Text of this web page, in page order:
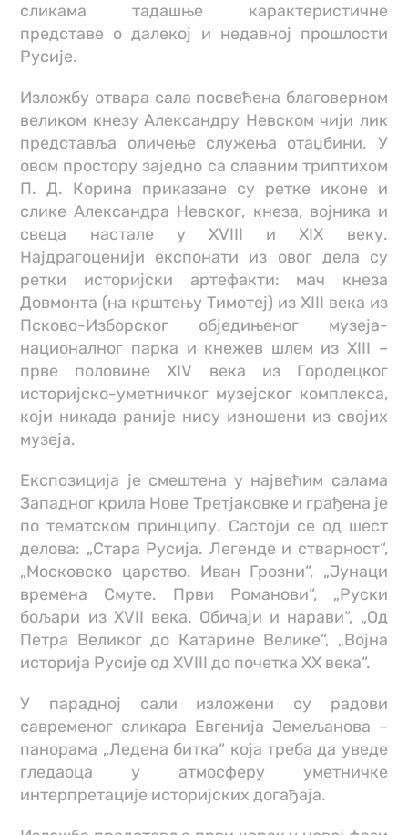
сликама тадашње карактеристичне
представе о далекој и недавној прошлости
Русије.
Изложбу отвара сала посвећена благоверном
великом кнезу Александру Невском чији лик
представља оличење служења отаџбини. У
овом простору заједно са славним триптихом
П. Д. Корина приказане су ретке иконе и
слике Александра Невског, кнеза, војника и
свеца настале у XVIII и XIX веку.
Најдрагоценији експонати из овог дела су
ретки историјски артефакти: мач кнеза
Довмонта (на крштењу Тимотеј) из XIII века из
Псково-Изборског обједињеног музеја-
националног парка и кнежев шлем из XIII –
прве половине XIV века из Городецког
историјско-уметничког музејског комплекса,
који никада раније нису изношени из својих
музеја.
Експозиција је смештена у највећим салама
Западног крила Нове Третјаковке и грађена је
по тематском принципу. Састоји се од шест
делова: „Стара Русија. Легенде и стварност“,
„Московско царство. Иван Грозни“, „Јунаци
времена Смуте. Први Романови“, „Руски
бољари из XVII века. Обичаји и нарави“, „Од
Петра Великог до Катарине Велике“, „Војна
историја Русије од XVIII до почетка ХХ века“.
У парадној сали изложени су радови
савременог сликара Евгенија Јемељанова –
панорама „Ледена битка“ која треба да уведе
гледаоца у атмосферу уметничке
интерпретације историјских догађаја.